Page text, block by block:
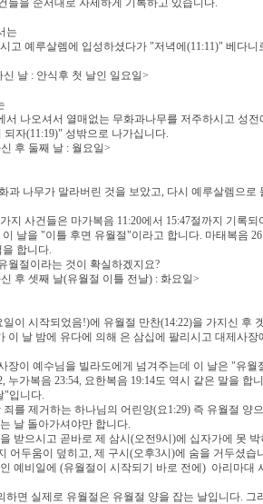
들을 순서대로 자세하게 기록하고 있습니다.
는
고 예루살렘에 입성하셨다가 "저녁에(11:11)" 베다
날 : 안식후 첫 날인 일요일>
서 나오셔서 열매없는 무화과나무를 저주하시고 성
자(11:19)" 성밖으로 나가십니다.
후 둘째 날 : 월요일>
과 나무가 말라버린 것을 보았고, 다시 예루살렘으로
지 사건들은 마가복음 11:20에서 15:47절까지 기록되
날을 "이틀 후면 유월절"이라고 합니다. 마태복음
을 합니다.
월절이라는 것이 확실하겠지요?
후 셋째 날(유월절 이틀 전날) : 화요일>
이 시작되었음!)에 유월절 만찬(14:22)을 가지신 후
이 날 밤에 유다에 의해 은 삼십에 팔리시고 대제사장
장이 예수님을 빌라도에게 넘겨주는데 이 날은 "유월
누가복음 23:54, 요한복음 19:14도 역시 같은 말을 합
"입니다.
를 제거하는 하나님의 어린양(요1:29) 즉 유월절 양
날 돌아가셔야만 합니다.
받으시고 곧바로 제 삼시(오전9시)에 십자가에 못
어두움이 덮히고, 제 구시(오후3시)에 숨을 거두셨습
예비일에 (유월절이 시작되기 바로 전에) 아리마대
하면 실제로 유월절은 유월절 양을 잡는 날입니다. 그